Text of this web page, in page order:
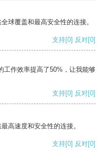
球覆盖和最高安全性的连接。
支持[0] 反对[0]
工作效率提高了50%，让我能够
支持[0] 反对[0]
高速度和安全性的连接。
支持[0] 反对[0]